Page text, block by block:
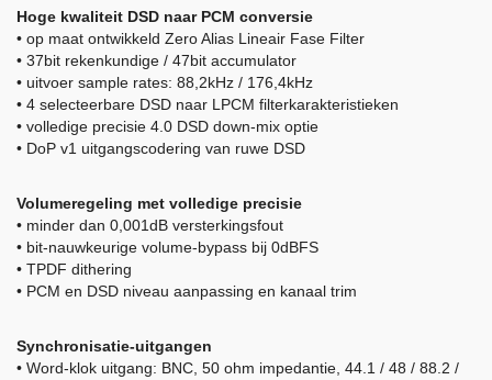
Hoge kwaliteit DSD naar PCM conversie
• op maat ontwikkeld Zero Alias Lineair Fase Filter
• 37bit rekenkundige / 47bit accumulator
• uitvoer sample rates: 88,2kHz / 176,4kHz
• 4 selecteerbare DSD naar LPCM filterkarakteristieken
• volledige precisie 4.0 DSD down-mix optie
• DoP v1 uitgangscodering van ruwe DSD
Volumeregeling met volledige precisie
• minder dan 0,001dB versterkingsfout
• bit-nauwkeurige volume-bypass bij 0dBFS
• TPDF dithering
• PCM en DSD niveau aanpassing en kanaal trim
Synchronisatie-uitgangen
• Word-klok uitgang: BNC, 50 ohm impedantie, 44.1 / 48 / 88.2 /